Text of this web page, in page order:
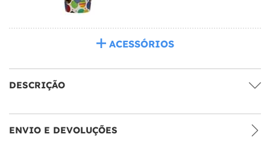
ACESSÓRIOS
DESCRIÇÃO
ENVIO E DEVOLUÇÕES